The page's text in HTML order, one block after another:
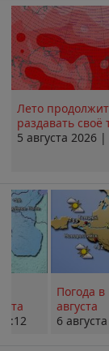
Лето
раздавать своё
5 августа 2026
Погода
августа
6